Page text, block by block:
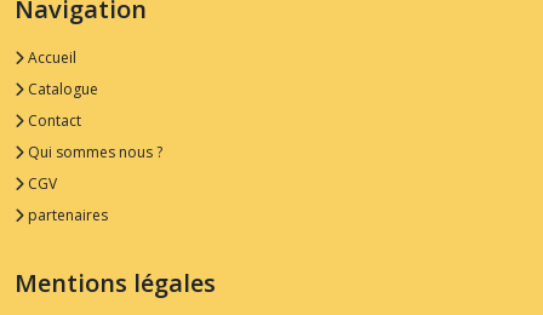
Navigation
Accueil
Catalogue
Contact
Qui sommes nous ?
CGV
partenaires
Mentions légales